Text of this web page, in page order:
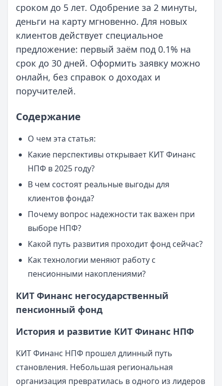
сроком до 5 лет. Одобрение за 2 минуты,
деньги на карту мгновенно. Для новых
клиентов действует специальное
предложение: первый заём под 0.1% на
срок до 30 дней. Оформить заявку можно
онлайн, без справок о доходах и
поручителей.
Содержание
О чем эта статья:
Какие перспективы открывает КИТ Финанс
НПФ в 2025 году?
В чем состоят реальные выгоды для
клиентов фонда?
Почему вопрос надежности так важен при
выборе НПФ?
Какой путь развития проходит фонд сейчас?
Как технологии меняют работу с
пенсионными накоплениями?
КИТ Финанс негосударственный
пенсионный фонд
История и развитие КИТ Финанс НПФ
КИТ Финанс НПФ прошел длинный путь
становления. Небольшая региональная
организация превратилась в одного из лидеров